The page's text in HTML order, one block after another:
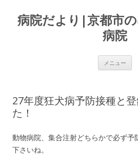
病院だより|京都市
病院
メニュー
27年度狂犬病予防接種と
た！
動物病院、集合注射どちらかで必ず予
下さいね。